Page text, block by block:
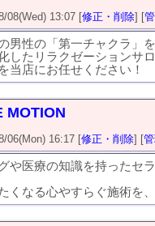
08(Wed) 13:07 [修正・削除] [
男性の「第一チャクラ」
したリラクゼーションサ
当店にお任せください！
MOTION
06(Mon) 16:17 [修正・削除] [
や医療の知識を持ったセ
くなる心やすらぐ施術を